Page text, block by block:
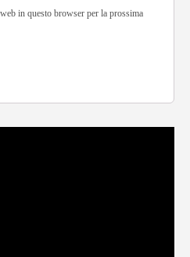
in questo browser per la prossima